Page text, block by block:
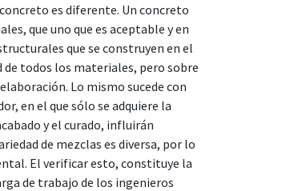
es diferente. Un concreto
que uno que es aceptable y en
que se construyen en el
de todos los materiales, pero sobre
Lo mismo sucede con
en el que sólo se adquiere la
y el curado, influirán
de mezclas es diversa, por lo
El verificar esto, constituye la
de trabajo de los ingenieros